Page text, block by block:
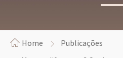
Home
Publicações